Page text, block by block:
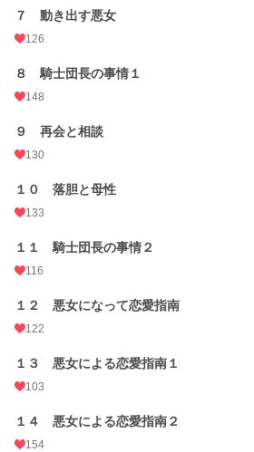
７ 動き出す悪女
126
８ 騎士団長の事情１
148
９ 再会と相談
130
１０ 落胆と母性
133
１１ 騎士団長の事情２
116
１２ 悪女になって恋愛指南
122
１３ 悪女による恋愛指南１
103
１４ 悪女による恋愛指南２
154